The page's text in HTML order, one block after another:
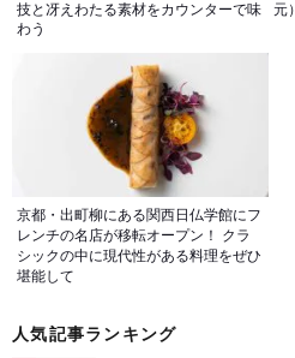
技と冴えわたる素材をカウンターで味
わう
元）
京都・出町柳にある関西日仏学館にフ
レンチの名店が移転オープン！ クラ
シックの中に現代性がある料理をぜひ
堪能して
人気記事ランキング